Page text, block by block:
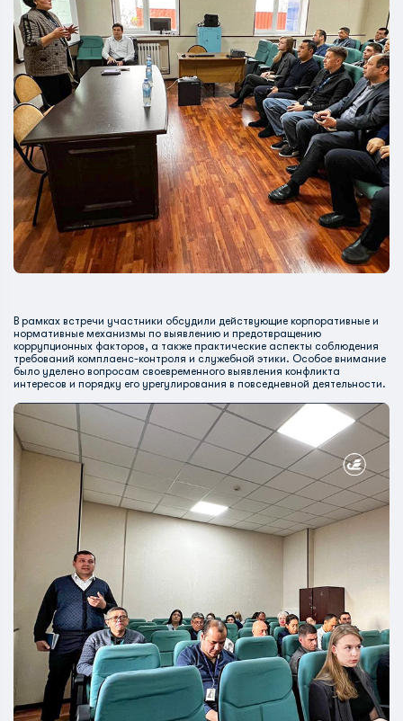
В рамках встречи участники обсудили действующие корпоративные и
нормативные механизмы по выявлению и предотвращению
коррупционных факторов, а также практические аспекты соблюдения
требований комплаенс-контроля и служебной этики. Особое внимание
было уделено вопросам своевременного выявления конфликта
интересов и порядку его урегулирования в повседневной деятельности.